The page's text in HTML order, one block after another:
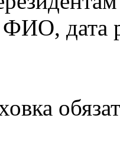
ФИО, дата